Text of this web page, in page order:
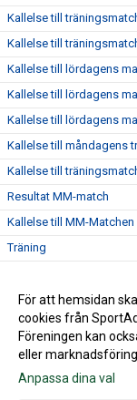
Kallelse till
Kallelse till
Kallelse till lördagens
Kallelse till lördagens
Kallelse till lördagens
Kallelse till måndagens
Kallelse till
Resultat MM-match
Kallelse till MM-
Träning
Lördagsträningen är
För att hemsidan
cookies från
Föreningen kan
eller
Anpassa dina val